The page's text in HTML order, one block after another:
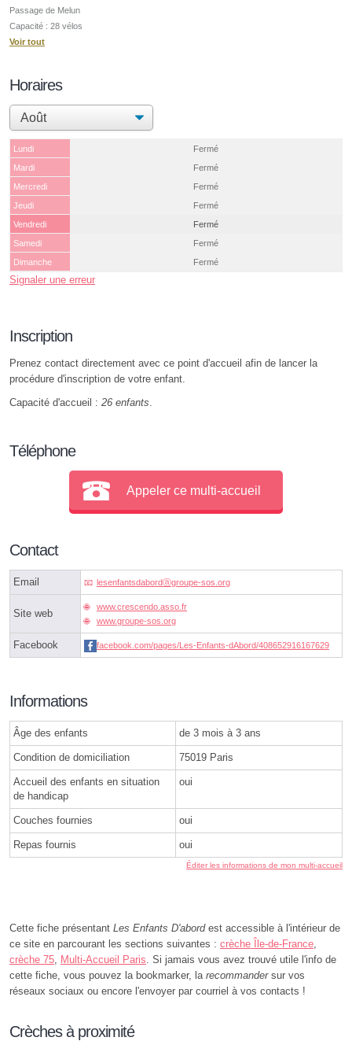
Passage de Melun
Capacité : 28 vélos
Voir tout
Horaires
Lundi
Fermé
Mardi
Fermé
Mercredi
Fermé
Jeudi
Fermé
Vendredi
Fermé
Samedi
Fermé
Dimanche
Fermé
Signaler une erreur
Inscription
Prenez contact directement avec ce point d'accueil afin de lancer la
procédure d'inscription de votre enfant.
Capacité d'accueil : 26 enfants.
Téléphone
Appeler ce multi-accueil
Contact
Email lesenfantsdabordⓐgroupe-sos.org
Site web
www.crescendo.asso.fr
www.groupe-sos.org
Facebook facebook.com/pages/Les-Enfants-dAbord/408652916167629
Informations
Âge des enfants de 3 mois à 3 ans
Condition de domiciliation 75019 Paris
Accueil des enfants en situation
de handicap
oui
Couches fournies oui
Repas fournis oui
Éditer les informations de mon multi-accueil
Cette fiche présentant Les Enfants D'abordest accessible à l'intérieur de
ce site en parcourant les sections suivantes : crèche Île-de-France,
crèche 75, Multi-Accueil Paris. Si jamais vous avez trouvé utile l'info de
cette fiche, vous pouvez la bookmarker, la recommandersur vos
réseaux sociaux ou encore l'envoyer par courriel à vos contacts !
Crèches à proximité